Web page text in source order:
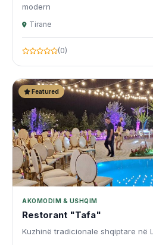
modern
Tirane
(0)
Featured
AKOMODIM & USHQIM
Restorant "Tafa"
Kuzhinë tradicionale shqiptare në